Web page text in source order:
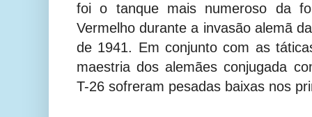
foi o tanque mais numeroso da
Vermelho durante a invasão alemã
de 1941. Em conjunto com as
maestria dos alemães conjugada
T-26 sofreram pesadas baixas nos